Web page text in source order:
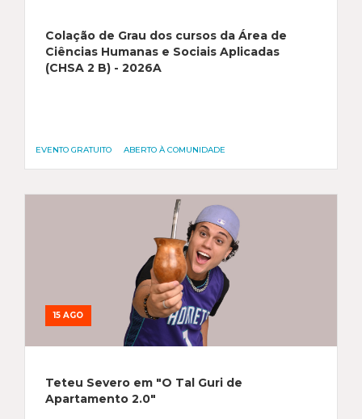
Colação de Grau dos cursos da Área de
Ciências Humanas e Sociais Aplicadas
(CHSA 2 B) - 2026A
EVENTO GRATUITO ABERTO À COMUNIDADE
15 AGO
Teteu Severo em "O Tal Guri de
Apartamento 2.0"